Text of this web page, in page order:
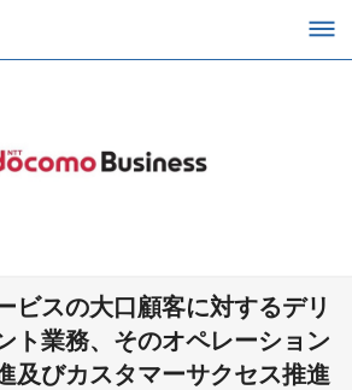
ビスの大口顧客に対するデリ
ト業務、そのオペレーション
及びカスタマーサクセス推進